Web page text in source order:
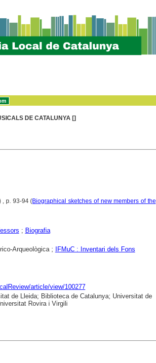
DE CATALUNYA []
, p. 93-94 (Biographical sketches of new members of the
; Biografia
Arqueològica ;
IFMuC : Inventari dels Fons
article/view/100277
de Lleida; Biblioteca de Catalunya; Universitat de
Rovira i Virgili